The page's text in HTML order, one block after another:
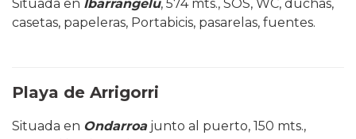
Situada en Ibarrangelu, 574 mts., SOS, WC, duchas,
casetas, papeleras, Portabicis, pasarelas, fuentes.
Playa de Arrigorri
Situada en Ondarroajunto al puerto, 150 mts.,